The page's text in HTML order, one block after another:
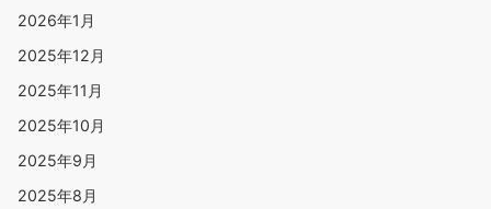
2026年1月
2025年12月
2025年11月
2025年10月
2025年9月
2025年8月